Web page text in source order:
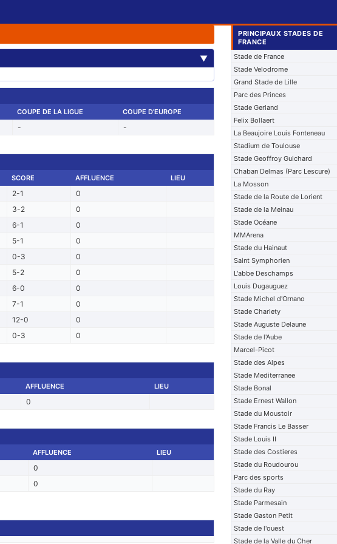
▼
COUPE DE LA LIGUE COUPE D'EUROPE
- -
SCORE AFFLUENCE LIEU
2-1
0
3-2
0
6-1
0
5-1
0
0-3
0
5-2
0
6-0
0
7-1
0
12-0
0
0-3 0
AFFLUENCE LIEU
0
AFFLUENCE LIEU
0
0
PRINCIPAUX STADES DE
FRANCE
Stade de France
Stade Velodrome
Grand Stade de Lille
Parc des Princes
Stade Gerland
Felix Bollaert
La Beaujoire Louis Fonteneau
Stadium de Toulouse
Stade Geoffroy Guichard
Chaban Delmas (Parc Lescure)
La Mosson
Stade de la Route de Lorient
Stade de la Meinau
Stade Océane
MMArena
Stade du Hainaut
Saint Symphorien
L'abbe Deschamps
Louis Dugauguez
Stade Michel d'Ornano
Stade Charlety
Stade Auguste Delaune
Stade de l'Aube
Marcel-Picot
Stade des Alpes
Stade Mediterranee
Stade Bonal
Stade Ernest Wallon
Stade du Moustoir
Stade Francis Le Basser
Stade Louis II
Stade des Costieres
Stade du Roudourou
Parc des sports
Stade du Ray
Stade Parmesain
Stade Gaston Petit
Stade de l'ouest
Stade de la Valle du Cher